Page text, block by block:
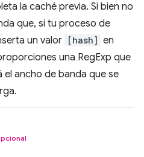
la caché previa. Si bien no
que, si tu proceso de
un valor [hash] en
una RegExp que
ancho de banda que se